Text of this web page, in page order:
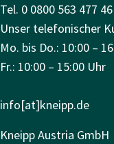
Tel. 0 0800 563 477
Unser telefonischer
Mo. bis Do.: 10:00 –
Fr.: 10:00 – 15:00 Uhr
info[at]kneipp.de
Kneipp Austria GmbH